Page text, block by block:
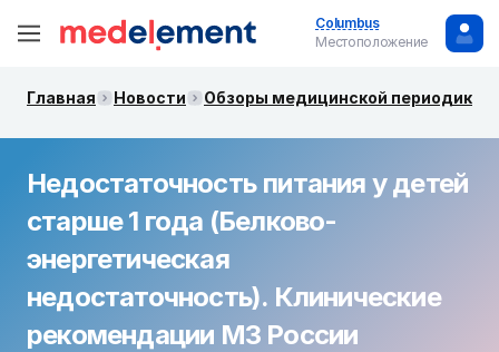
Columbus
Местоположение
Главная Новости Обзоры медицинской периодики.
Недостаточность питания у детей
старше 1 года (Белково-
энергетическая
недостаточность). Клинические
рекомендации МЗ России